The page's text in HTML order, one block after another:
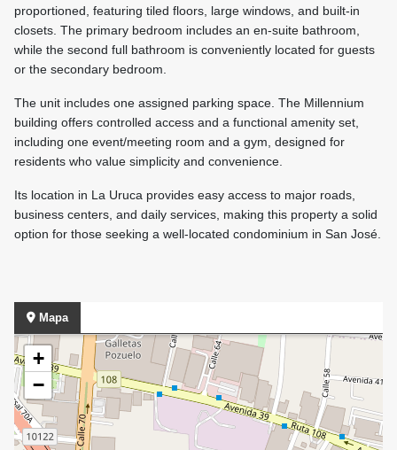
proportioned, featuring tiled floors, large windows, and built-in
closets. The primary bedroom includes an en-suite bathroom,
while the second full bathroom is conveniently located for guests
or the secondary bedroom.
The unit includes one assigned parking space. The Millennium
building offers controlled access and a functional amenity set,
including one event/meeting room and a gym, designed for
residents who value simplicity and convenience.
Its location in La Uruca provides easy access to major roads,
business centers, and daily services, making this property a solid
option for those seeking a well-located condominium in San José.
Mapa
+
−